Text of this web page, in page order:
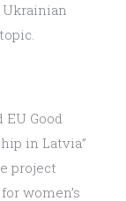
Ukrainian
Good
in Latvia”
project
women’s